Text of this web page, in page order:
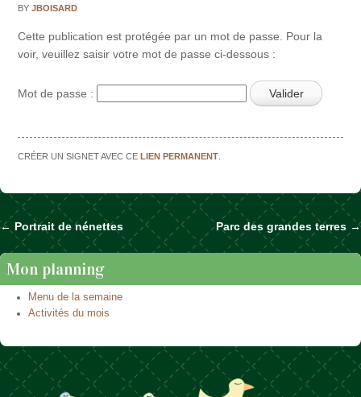
BYJBOISARD
Cette publication est protégée par un mot de passe. Pour la
voir, veuillez saisir votre mot de passe ci-dessous :
Mot de passe :
CRÉER UN SIGNET AVEC CELIEN PERMANENT
Naviguer dans les articles
← Portrait de nénettes Parc des grandes terres →
Mon planning
Menu de la semaine
Activités du mois